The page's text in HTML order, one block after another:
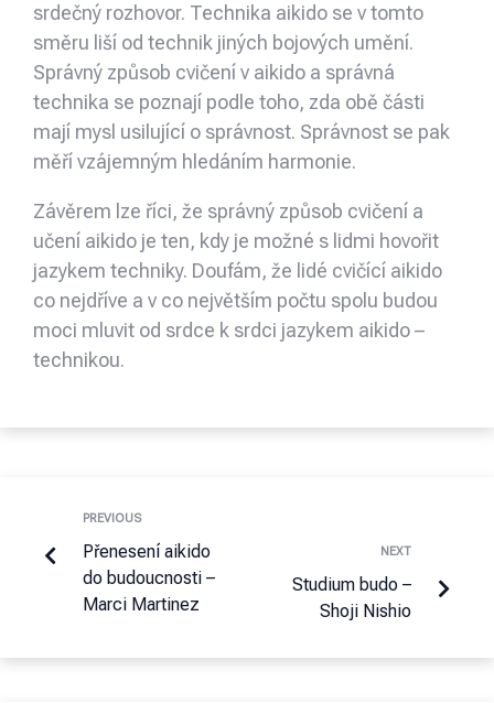
srdečný rozhovor. Technika aikido se v tomto
směru liší od technik jiných bojových umění.
Správný způsob cvičení v aikido a správná
technika se poznají podle toho, zda obě části
mají mysl usilující o správnost. Správnost se pak
měří vzájemným hledáním harmonie.
Závěrem lze říci, že správný způsob cvičení a
učení aikido je ten, kdy je možné s lidmi hovořit
jazykem techniky. Doufám, že lidé cvičící aikido
co nejdříve a v co největším počtu spolu budou
moci mluvit od srdce k srdci jazykem aikido –
technikou.
PREVIOUS
Přenesení aikido
do budoucnosti –
Marci Martinez
NEXT
Studium budo –
Shoji Nishio